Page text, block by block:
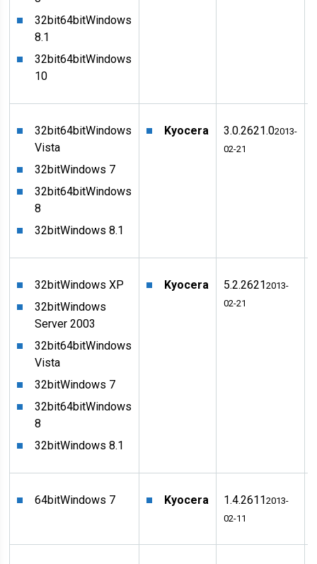
32bit64bitWindows
8.1
32bit64bitWindows
10
32bit64bitWindows
Vista
32bitWindows 7
32bit64bitWindows
8
32bitWindows 8.1
Kyocera 3.0.2621.02013-
02-21
32bitWindows XP
32bitWindows
Server 2003
32bit64bitWindows
Vista
32bitWindows 7
32bit64bitWindows
8
32bitWindows 8.1
Kyocera 5.2.26212013-
02-21
64bitWindows 7 Kyocera 1.4.26112013-
02-11